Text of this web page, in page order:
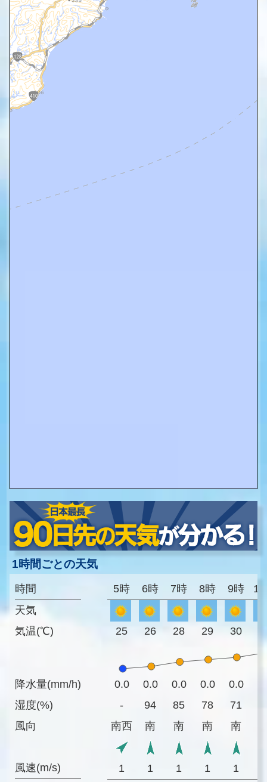
1時間ごとの天気
時間
天気
気温(℃)
降水量(mm/h)
湿度(%)
風向
風速(m/s)
5時 6時 7時 8時 9時
25 26 28 29 30
0.0 0.0 0.0 0.0 0.0
-
94 85 78 71
南西
南 南 南 南
1 1 1 1 1